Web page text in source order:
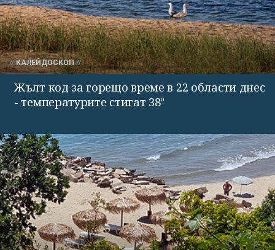
КАЛЕЙДОСКОП
Жълт код за горещо време в 22 области днес
- температурите стигат 38°